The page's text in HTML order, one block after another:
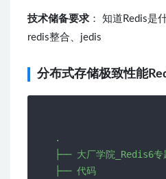
技术储备要求 ： 知道Redis
redis整合、jedis
分布式存储极致性能
.
├── 大厂学院_Redis6专
├── 代码